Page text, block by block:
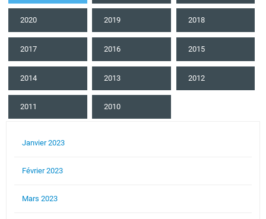
2020 2019 2018
2017 2016 2015
2014 2013 2012
2011 2010
Janvier 2023
Février 2023
Mars 2023